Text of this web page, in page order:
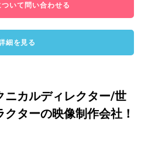
いて問い合わせる
細を見る
ニカルディレクター/世
ターの映像制作会社！